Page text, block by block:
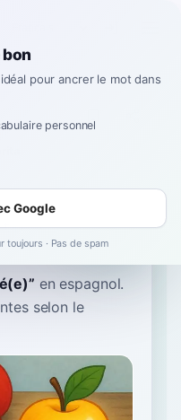
” en espagnol.
selon le
pour ancrer le mot dans
personnel
Google
toujours · Pas de spam